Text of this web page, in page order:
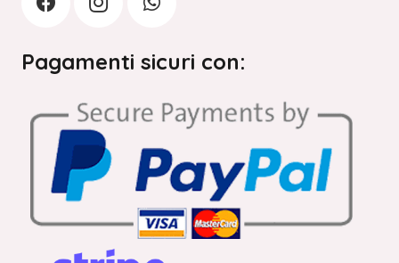
Pagamenti sicuri con: